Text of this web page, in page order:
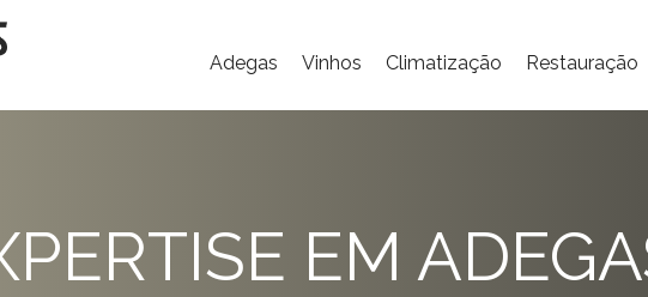
Adegas Vinhos Climatização Restauração
EM